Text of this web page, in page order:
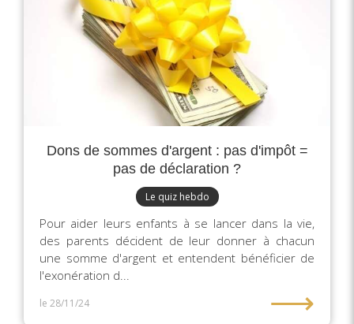
Dons de sommes d'argent : pas d'impôt =
pas de déclaration ?
Le quiz hebdo
Pour aider leurs enfants à se lancer dans la vie,
des parents décident de leur donner à chacun
une somme d'argent et entendent bénéficier de
l'exonération d...
le 28/11/24 ⟶